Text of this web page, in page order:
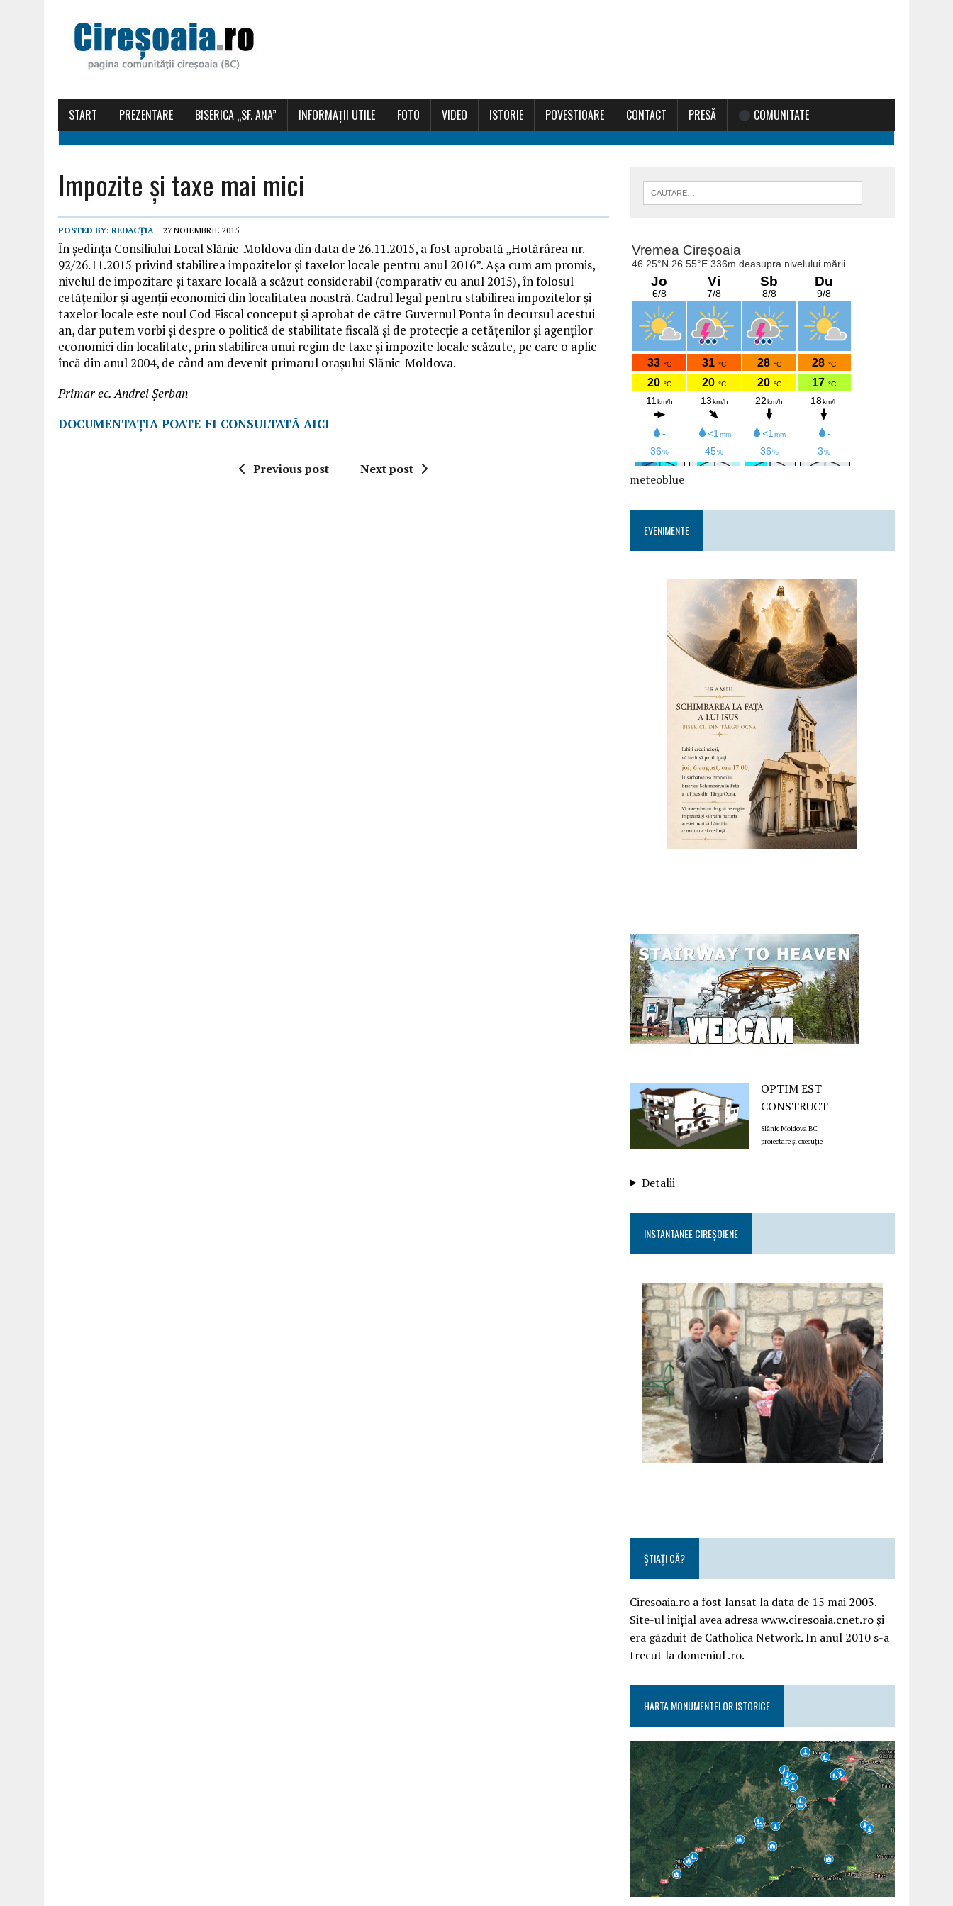
START PREZENTARE BISERICA „SF. ANA” INFORMAȚII UTILE FOTO VIDEO ISTORIE POVESTIOARE CONTACT PRESĂ COMUNITATE
Impozite și taxe mai mici
POSTED BY: REDACȚIA 27 NOIEMBRIE 2015
În ședința Consiliului Local Slănic-Moldova din data de 26.11.2015, a fost aprobată „Hotărârea nr.
92/26.11.2015 privind stabilirea impozitelor și taxelor locale pentru anul 2016”. Așa cum am promis,
nivelul de impozitare și taxare locală a scăzut considerabil (comparativ cu anul 2015), în folosul
cetățenilor și agenții economici din localitatea noastră. Cadrul legal pentru stabilirea impozitelor și
taxelor locale este noul Cod Fiscal conceput și aprobat de către Guvernul Ponta în decursul acestui
an, dar putem vorbi și despre o politică de stabilitate fiscală și de protecție a cetățenilor și agenților
economici din localitate, prin stabilirea unui regim de taxe și impozite locale scăzute, pe care o aplic
încă din anul 2004, de când am devenit primarul orașului Slănic-Moldova.
Primar ec. Andrei Șerban
DOCUMENTAȚIA POATE FI CONSULTATĂ AICI
Previous post Next post
meteoblue
EVENIMENTE
OPTIM EST
CONSTRUCT
Slănic Moldova BC
proiectare și execuție
Detalii
INSTANTANEE CIREȘOIENE
ȘTIAȚI CĂ?
Ciresoaia.ro a fost lansat la data de 15 mai 2003.
Site-ul inițial avea adresa www.ciresoaia.cnet.ro și
era găzduit de Catholica Network. In anul 2010 s-a
trecut la domeniul .ro.
HARTA MONUMENTELOR ISTORICE